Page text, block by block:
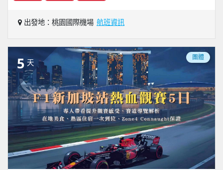
出發地：桃園國際機場 航班資訊
5 天
團體